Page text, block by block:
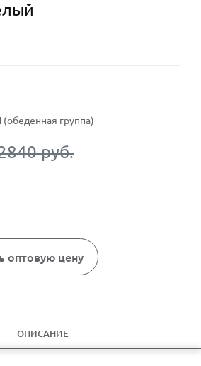
(обеденная группа)
руб.
оптовую цену
ОПИСАНИЕ